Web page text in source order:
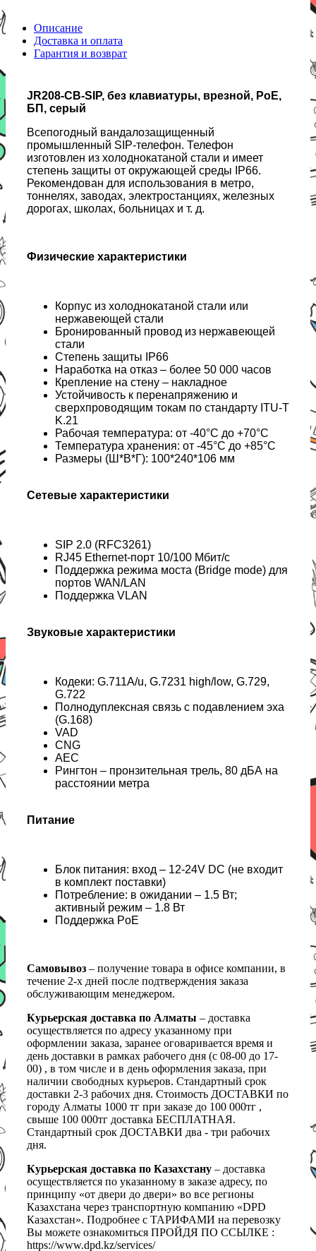
Описание
Доставка и оплата
Гарантия и возврат
JR208-CB-SIP, без клавиатуры, врезной, PoE,
БП, серый
Всепогодный вандалозащищенный
промышленный SIP-телефон. Телефон
изготовлен из холоднокатаной стали и имеет
степень защиты от окружающей среды IP66.
Рекомендован для использования в метро,
тоннелях, заводах, электростанциях, железных
дорогах, школах, больницах и т. д.
Физические характеристики
Корпус из холоднокатаной стали или
нержавеющей стали
Бронированный провод из нержавеющей
стали
Степень защиты IP66
Наработка на отказ – более 50 000 часов
Крепление на стену – накладное
Устойчивость к перенапряжению и
сверхпроводящим токам по стандарту ITU-T
K.21
Рабочая температура: от -40°C до +70°C
Температура хранения: от -45°C до +85°C
Размеры (Ш*В*Г): 100*240*106 мм
Сетевые характеристики
SIP 2.0 (RFC3261)
RJ45 Ethernet-порт 10/100 Мбит/с
Поддержка режима моста (Bridge mode) для
портов WAN/LAN
Поддержка VLAN
Звуковые характеристики
Кодеки: G.711A/u, G.7231 high/low, G.729,
G.722
Полнодуплексная связь с подавлением эха
(G.168)
VAD
CNG
AEC
Рингтон – пронзительная трель, 80 дБА на
расcтоянии метра
Питание
Блок питания: вход – 12-24V DC (не входит
в комплект поставки)
Потребление: в ожидании – 1.5 Вт;
активный режим – 1.8 Вт
Поддержка PoE
Самовывоз – получение товара в офисе компании, в
течение 2-х дней после подтверждения заказа
обслуживающим менеджером.
Курьерская доставка по Алматы – доставка
осуществляется по адресу указанному при
оформлении заказа, заранее оговаривается время и
день доставки в рамках рабочего дня (с 08-00 до 17-
00) , в том числе и в день оформления заказа, при
наличии свободных курьеров. Стандартный срок
доставки 2-3 рабочих дня. Стоимость ДОСТАВКИ по
городу Алматы 1000 тг при заказе до 100 000тг ,
свыше 100 000тг доставка БЕСПЛАТНАЯ.
Стандартный срок ДОСТАВКИ два - три рабочих
дня.
Курьерская доставка по Казахстану – доставка
осуществляется по указанному в заказе адресу, по
принципу «от двери до двери» во все регионы
Казахстана через транспортную компанию «DPD
Казахстан». Подробнее с ТАРИФАМИ на перевозку
Вы можете ознакомиться ПРОЙДЯ ПО ССЫЛКЕ :
https://www.dpd.kz/services/